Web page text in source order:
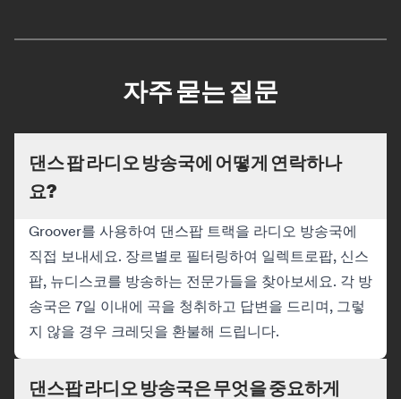
자주 묻는 질문
댄스 팝 라디오 방송국에 어떻게 연락하나
요?
Groover를 사용하여 댄스팝 트랙을 라디오 방송국에
직접 보내세요. 장르별로 필터링하여 일렉트로팝, 신스
팝, 뉴디스코를 방송하는 전문가들을 찾아보세요. 각 방
송국은 7일 이내에 곡을 청취하고 답변을 드리며, 그렇
지 않을 경우 크레딧을 환불해 드립니다.
댄스팝 라디오 방송국은 무엇을 중요하게